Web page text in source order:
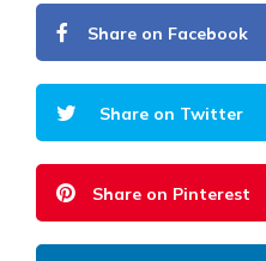
Share on Facebook
Share on Twitter
Share on Pinterest